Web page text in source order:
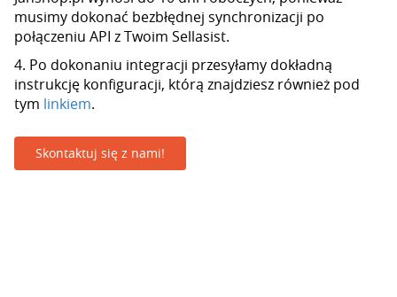
musimy dokonać bezbłędnej synchronizacji po
połączeniu API z Twoim Sellasist.
4. Po dokonaniu integracji przesyłamy dokładną
instrukcję konfiguracji, którą znajdziesz również pod
tym linkiem.
Skontaktuj się z nami!